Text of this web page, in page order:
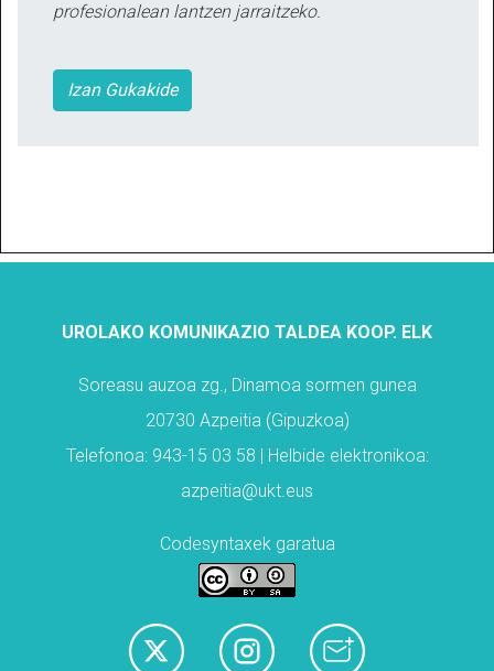
profesionalean lantzen jarraitzeko.
Izan Gukakide
UROLAKO KOMUNIKAZIO TALDEA KOOP. ELK
Soreasu auzoa zg., Dinamoa sormen gunea
20730 Azpeitia (Gipuzkoa)
Telefonoa: 943-15 03 58 | Helbide elektronikoa:
azpeitia@ukt.eus
Codesyntaxek garatua